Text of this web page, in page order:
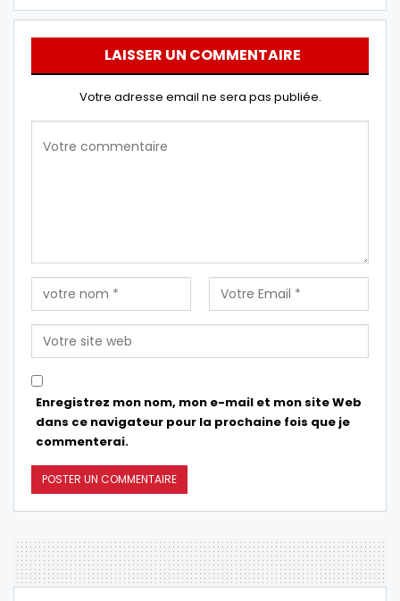
LAISSER UN COMMENTAIRE
Votre adresse email ne sera pas publiée.
Enregistrez mon nom, mon e-mail et mon site Web
dans ce navigateur pour la prochaine fois que je
commenterai.